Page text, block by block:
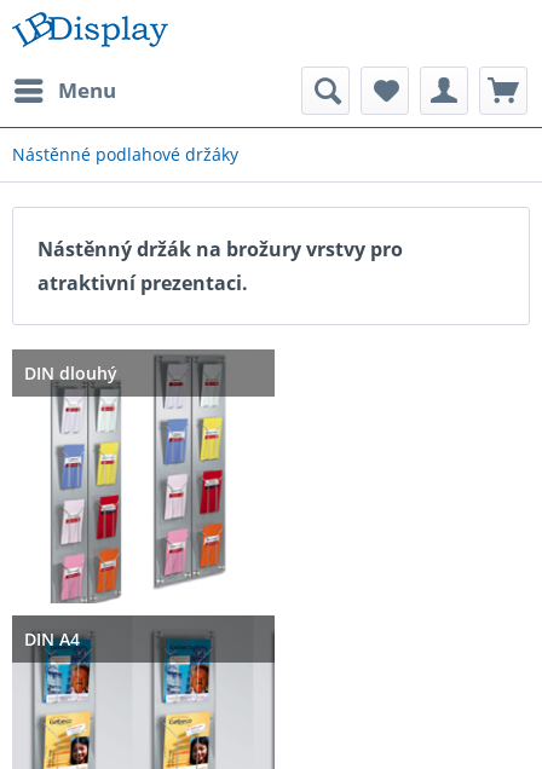
Menu
Nástěnné podlahové držáky
Nástěnný držák na brožury vrstvy pro
atraktivní prezentaci.
DIN dlouhý
DIN A4